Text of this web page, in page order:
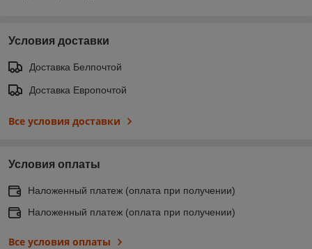
Условия доставки
Доставка Белпочтой
Доставка Европочтой
Все условия доставки
Условия оплаты
Наложенный платеж (оплата при получении)
Наложенный платеж (оплата при получении)
Все условия оплаты